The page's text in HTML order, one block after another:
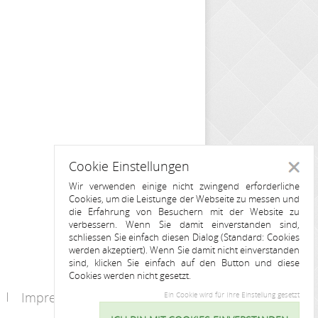
Impressum Kontakt
Cookie Einstellungen
Wir verwenden einige nicht zwingend erforderliche
Cookies, um die Leistunge der Webseite zu messen und
die Erfahrung von Besuchern mit der Website zu
verbessern. Wenn Sie damit einverstanden sind,
schliessen Sie einfach diesen Dialog (Standard: Cookies
werden akzeptiert). Wenn Sie damit nicht einverstanden
sind, klicken Sie einfach auf den Button und diese
Cookies werden nicht gesetzt.
Ein Cookie wird für Ihre Einstellung gesetzt